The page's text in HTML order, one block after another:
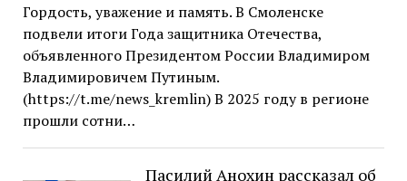
Гордость, уважение и память. В Смоленске
подвели итоги Года защитника Отечества,
объявленного Президентом России Владимиром
Владимировичем Путиным.
(https://t.me/news_kremlin) В 2025 году в регионе
прошли сотни…
Пасилий Анохин рассказал об